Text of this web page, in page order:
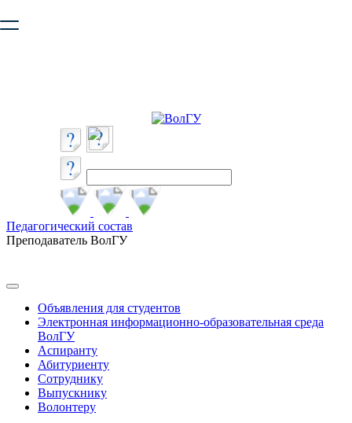
безопасную работу с сайтом. Пожалуйста
Педагогический состав
Преподаватель ВолГУ
Объявления для студентов
Электронная информационно-образовательная среда
ВолГУ
Аспиранту
Абитуриенту
Сотруднику
Выпускнику
Волонтеру